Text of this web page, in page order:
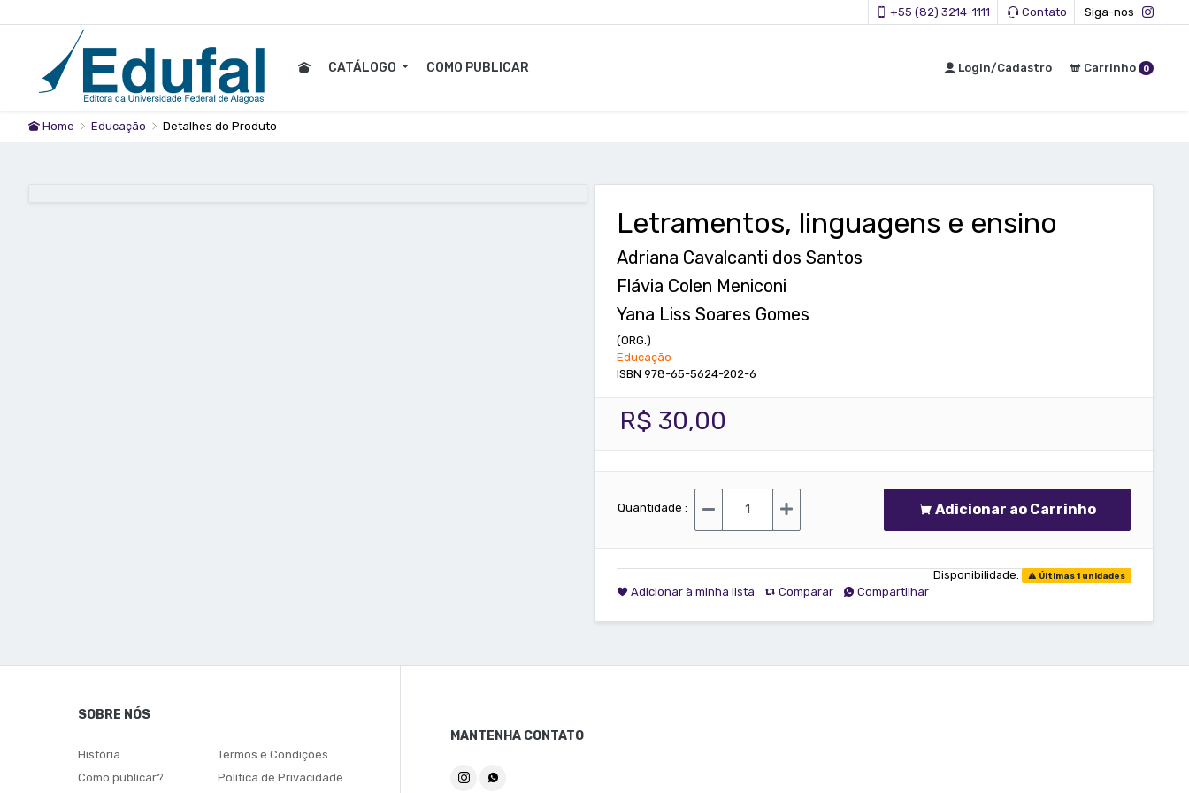
+55 (82) 3214-1111 Contato Siga-nos
CATÁLOGO COMO PUBLICAR Login/Cadastro Carrinho 0
Home Educação Detalhes do Produto
Letramentos, linguagens e ensino
Adriana Cavalcanti dos Santos
Flávia Colen Meniconi
Yana Liss Soares Gomes
(ORG.)
Educação
ISBN 978-65-5624-202-6
R$ 30,00
Quantidade : Adicionar ao Carrinho
Disponibilidade: Últimas 1 unidades
Adicionar à minha lista Comparar Compartilhar
SOBRE NÓS
História
Como publicar?
Termos e Condições
Política de Privacidade
MANTENHA CONTATO